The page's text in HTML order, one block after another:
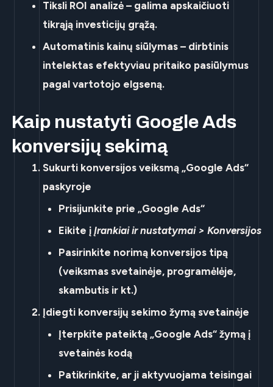
Tiksli ROI analizė – galima apskaičiuoti
tikrąją investicijų grąžą.
Automatinis kainų siūlymas – dirbtinis
intelektas efektyviau pritaiko pasiūlymus
pagal vartotojo elgseną.
Kaip nustatyti Google Ads
konversijų sekimą
Sukurti konversijos veiksmą „Google Ads“
paskyroje
Prisijunkite prie „Google Ads“
Eikite į Įrankiai ir nustatymai > Konversijos
Pasirinkite norimą konversijos tipą
(veiksmas svetainėje, programėlėje,
skambutis ir kt.)
Įdiegti konversijų sekimo žymą svetainėje
Įterpkite pateiktą „Google Ads“ žymą į
svetainės kodą
Patikrinkite, ar ji aktyvuojama teisingai